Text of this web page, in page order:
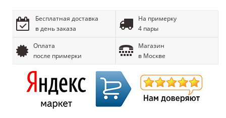
Бесплатная доставка
в день заказа
На примерку
4 пары
Оплата
после примерки
Магазин
в Москве